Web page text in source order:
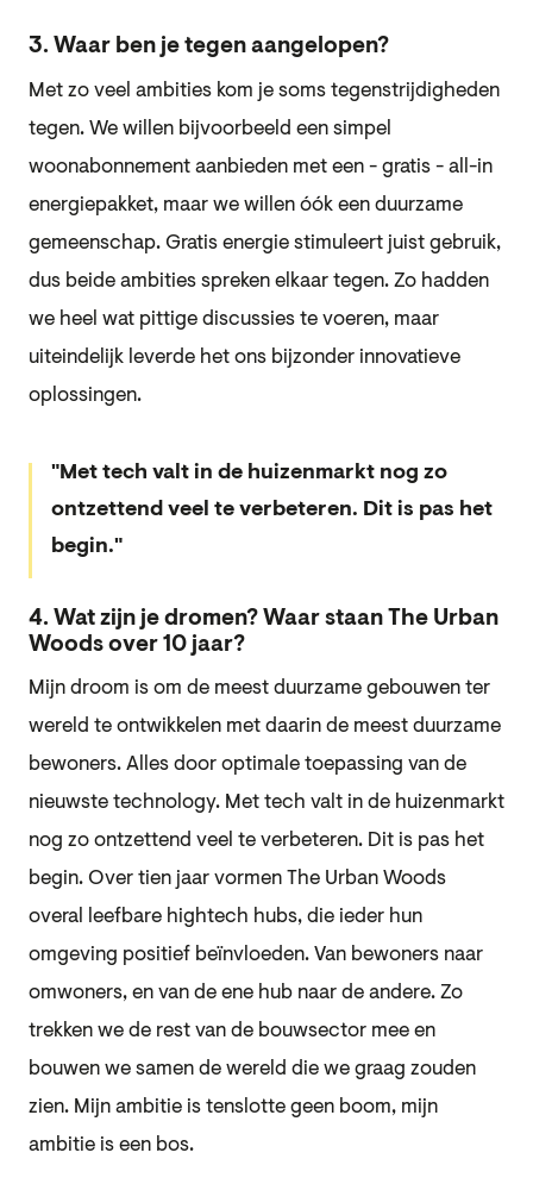
3. Waar ben je tegen aangelopen?
Met zo veel ambities kom je soms tegenstrijdigheden
tegen. We willen bijvoorbeeld een simpel
woonabonnement aanbieden met een - gratis - all-in
energiepakket, maar we willen óók een duurzame
gemeenschap. Gratis energie stimuleert juist gebruik,
dus beide ambities spreken elkaar tegen. Zo hadden
we heel wat pittige discussies te voeren, maar
uiteindelijk leverde het ons bijzonder innovatieve
oplossingen.
Met tech valt in de huizenmarkt nog zo
ontzettend veel te verbeteren. Dit is pas het
begin.
4. Wat zijn je dromen? Waar staan The Urban
Woods over 10 jaar?
Mijn droom is om de meest duurzame gebouwen ter
wereld te ontwikkelen met daarin de meest duurzame
bewoners. Alles door optimale toepassing van de
nieuwste technology. Met tech valt in de huizenmarkt
nog zo ontzettend veel te verbeteren. Dit is pas het
begin. Over tien jaar vormen The Urban Woods
overal leefbare hightech hubs, die ieder hun
omgeving positief beïnvloeden. Van bewoners naar
omwoners, en van de ene hub naar de andere. Zo
trekken we de rest van de bouwsector mee en
bouwen we samen de wereld die we graag zouden
zien. Mijn ambitie is tenslotte geen boom, mijn
ambitie is een bos.